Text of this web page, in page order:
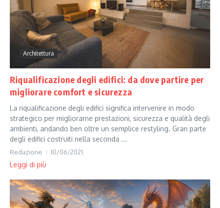
Architettura
Riqualificazione degli edifici: da dove partire per
migliorare comfort e sicurezza
La riqualificazione degli edifici significa intervenire in modo
strategico per migliorarne prestazioni, sicurezza e qualità degli
ambienti, andando ben oltre un semplice restyling. Gran parte
degli edifici costruiti nella seconda ...
Redazione 10/06/2021
Leggi di più